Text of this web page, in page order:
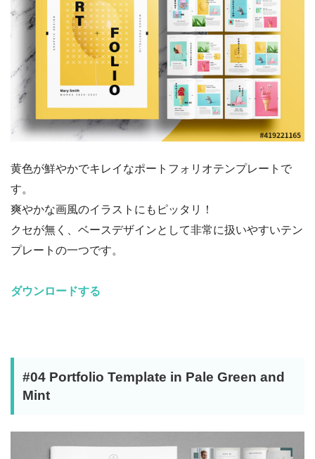
黄色が鮮やかでキレイなポートフォリオテンプレートで
す。
爽やかな画風のイラストにもピッタリ！
クセが無く、ベースデザインとして非常に扱いやすいテン
プレートの一つです。
ダウンロードする
#04 Portfolio Template in Pale Green and
Mint